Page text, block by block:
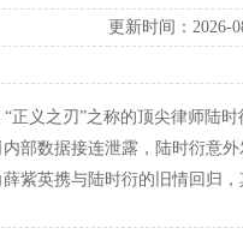
更新时间：2026-
义之刃”之称的顶尖律师陆
部数据接连泄露，陆时衍意
紫英携与陆时衍的旧情回归